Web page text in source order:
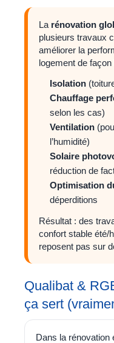
La rénovation
plusieurs travaux
améliorer la
logement de façon
Isolation
Chauffage
selon les cas)
Ventilation
l’humidité)
Solaire
réduction de
Optimisation
déperditions
Résultat : des
confort stable été/
reposent pas sur
Qualibat &
ça sert
Dans la rénovation